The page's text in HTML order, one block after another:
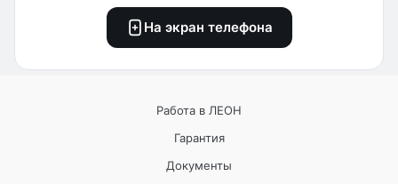
На экран телефона
Работа в ЛЕОН
Гарантия
Документы